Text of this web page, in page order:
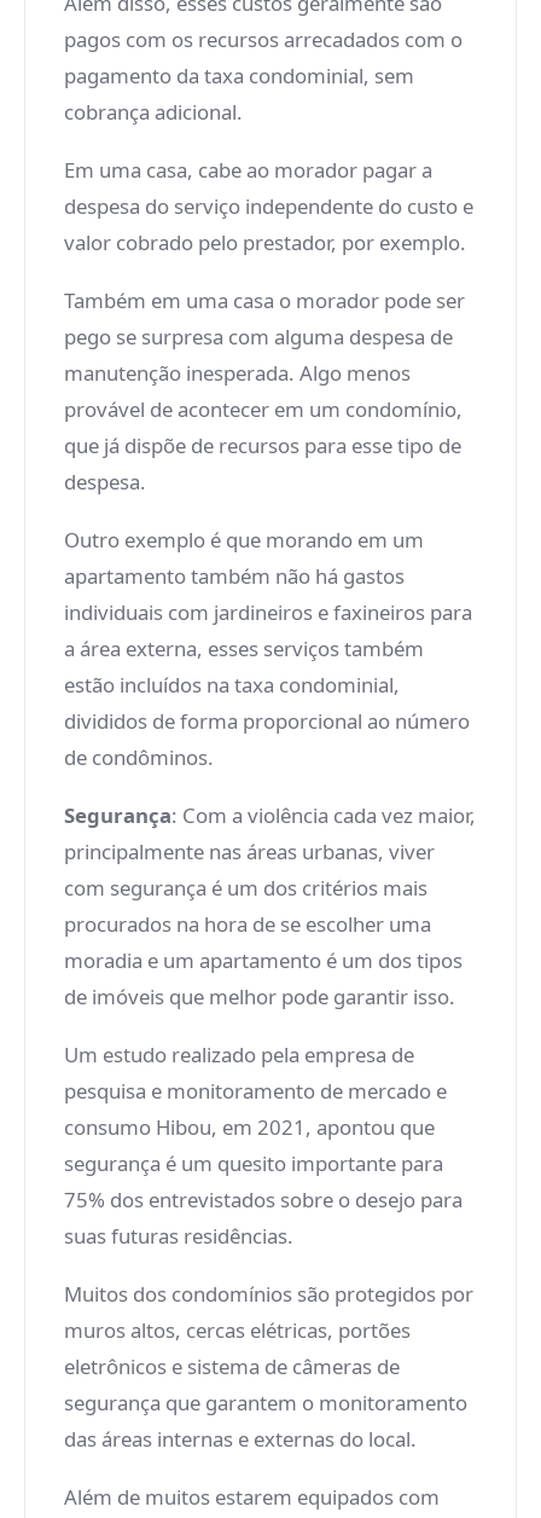
pagos com os recursos arrecadados com o
pagamento da taxa condominial, sem
cobrança adicional.
Em uma casa, cabe ao morador pagar a
despesa do serviço independente do custo e
valor cobrado pelo prestador, por exemplo.
Também em uma casa o morador pode ser
pego se surpresa com alguma despesa de
manutenção inesperada. Algo menos
provável de acontecer em um condomínio,
que já dispõe de recursos para esse tipo de
despesa.
Outro exemplo é que morando em um
apartamento também não há gastos
individuais com jardineiros e faxineiros para
a área externa, esses serviços também
estão incluídos na taxa condominial,
divididos de forma proporcional ao número
de condôminos.
Segurança: Com a violência cada vez maior,
principalmente nas áreas urbanas, viver
com segurança é um dos critérios mais
procurados na hora de se escolher uma
moradia e um apartamento é um dos tipos
de imóveis que melhor pode garantir isso.
Um estudo realizado pela empresa de
pesquisa e monitoramento de mercado e
consumo Hibou, em 2021, apontou que
segurança é um quesito importante para
75% dos entrevistados sobre o desejo para
suas futuras residências.
Muitos dos condomínios são protegidos por
muros altos, cercas elétricas, portões
eletrônicos e sistema de câmeras de
segurança que garantem o monitoramento
das áreas internas e externas do local.
Além de muitos estarem equipados com